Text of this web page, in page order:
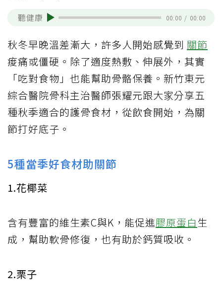
聽健康 00:00 / 00:00
秋冬早晚溫差漸大，許多人開始感覺到 關節
痠痛或僵硬。除了適度熱敷、伸展外，其實
「吃對食物」也能幫助骨骼保養。新竹東元
綜合醫院骨科主治醫師張耀元跟大家分享五
種秋季適合的護骨食材，從飲食開始，為關
節打好底子。
5種當季好食材助關節
1.花椰菜
含有豐富的維生素C與K，能促進膠原蛋白生
成，幫助軟骨修復，也有助於鈣質吸收。
2.栗子